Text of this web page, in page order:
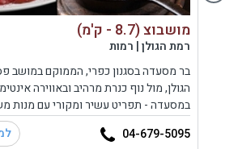
מושבוצ (8.7 - ק'מ)
רמת הגולן | רמות
בר מסעדה בסגנון כפרי, הממוקם במושב
הגולן, מול נוף כנרת מרהיב ובאווירה
במסעדה - תפריט עשיר ומקורי עם מנות
המשלבות השפעות ממטבחים ברחבי
הגלם הטריים של רמת הגולן ומבחר
04-679-5095